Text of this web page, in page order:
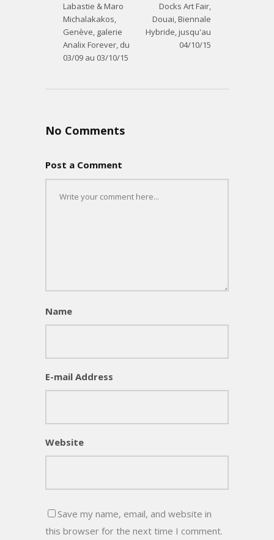
Labastie & Maro
Michalakakos,
Genève, galerie
Analix Forever, du
03/09 au 03/10/15
Docks Art Fair,
Douai, Biennale
Hybride, jusqu'au
04/10/15
No Comments
Post a Comment
Name
E-mail Address
Website
Save my name, email, and website in
this browser for the next time I comment.